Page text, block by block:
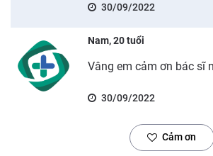
30/09/2022
Nam, 20 tuổi
Vâng em cảm ơn bác sĩ
30/09/2022
Cảm ơn